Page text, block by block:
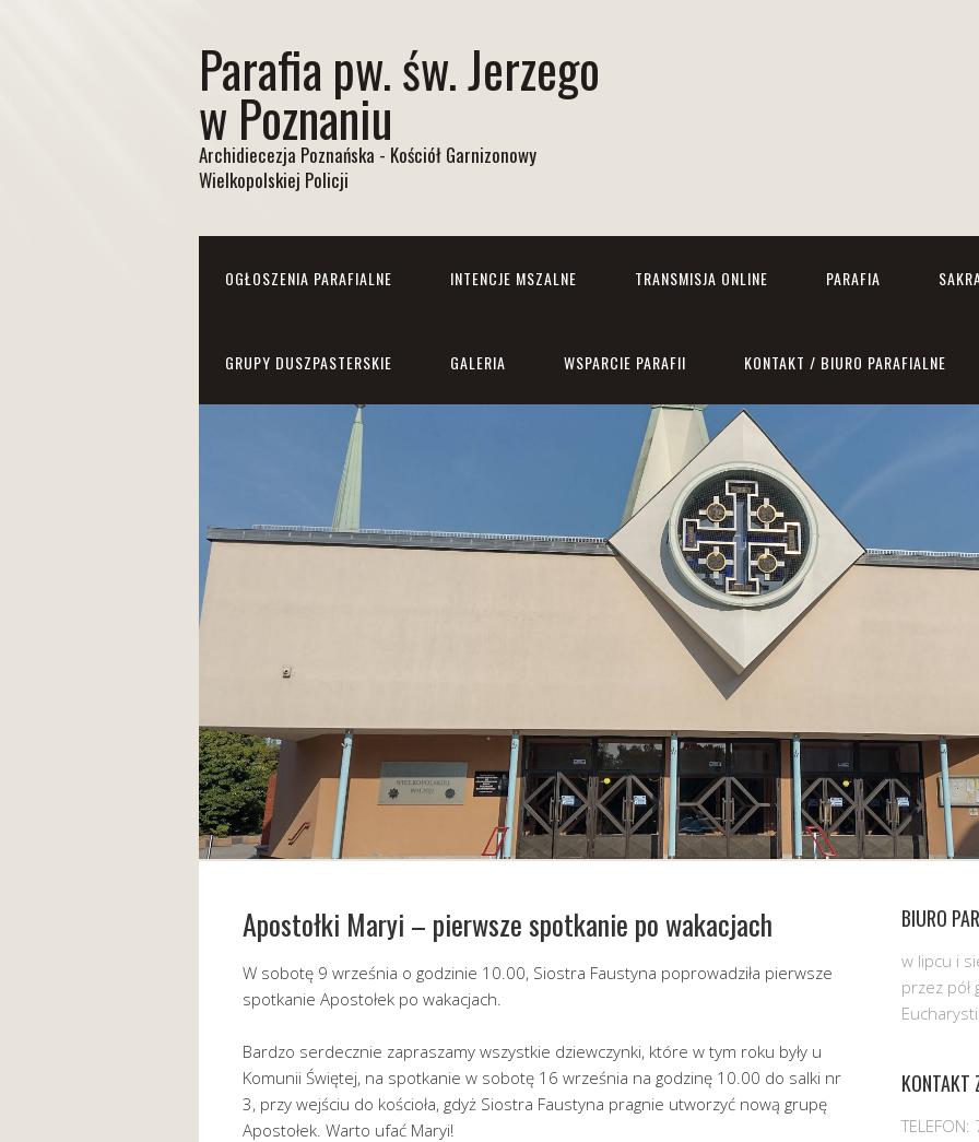
Parafia pw. św. Jerzego
w Poznaniu
Archidiecezja Poznańska - Kościół Garnizonowy
Wielkopolskiej Policji
OGŁOSZENIA PARAFIALNE INTENCJE MSZALNE TRANSMISJA ONLINE PARAFIA
GRUPY DUSZPASTERSKIE GALERIA WSPARCIE PARAFII KONTAKT / BIURO PARAFIALNE
Apostołki Maryi – pierwsze spotkanie po wakacjach
W sobotę 9 września o godzinie 10.00, Siostra Faustyna poprowadziła pierwsze
spotkanie Apostołek po wakacjach.
Bardzo serdecznie zapraszamy wszystkie dziewczynki, które w tym roku były u
Komunii Świętej, na spotkanie w sobotę 16 września na godzinę 10.00 do salki nr
3, przy wejściu do kościoła, gdyż Siostra Faustyna pragnie utworzyć nową grupę
Apostołek. Warto ufać Maryi!
BIURO
w lipcu i
przez
Eucharystii
KONTAKT